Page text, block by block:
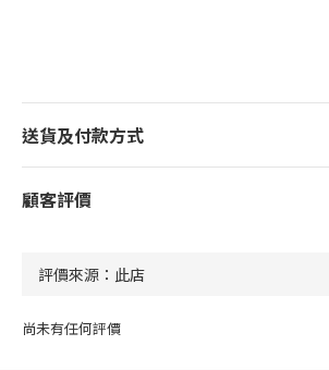
送貨及付款方式
顧客評價
尚未有任何評價